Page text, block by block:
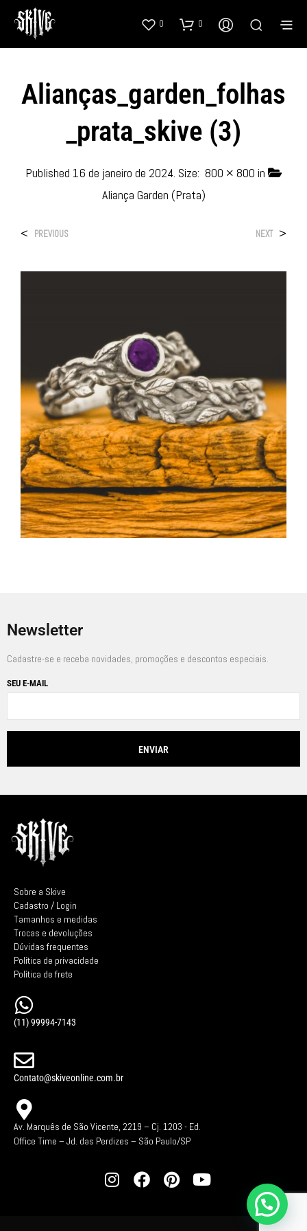
0 0
Alianças_garden_folhas
_prata_skive (3)
Published 16 de janeiro de 2024. Size: 800 × 800 in
Aliança Garden (Prata)
< PREVIOUS NEXT >
Newsletter
Cadastre-se e receba novidades, promoções e descontos especiais.
SEU E-MAIL
Sobre a Skive
Cadastro / Login
Tamanhos e medidas
Trocas e devoluções
Dúvidas frequentes
Política de privacidade
Política de frete
(11) 99994-7143
Contato@skiveonline.com.br
Av. Marquês de São Vicente, 2219 – Cj. 1203 - Ed.
Office Time – Jd. das Perdizes – São Paulo/SP